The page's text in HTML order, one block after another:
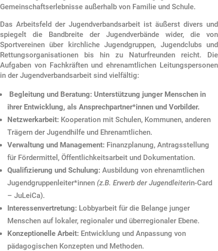
Gemeinschaftserlebnisse außerhalb von Familie und Schule.
Das Arbeitsfeld der Jugendverbandsarbeit ist äußerst divers und
spiegelt die Bandbreite der Jugendverbände wider, die von
Sportvereinen über kirchliche Jugendgruppen, Jugendclubs und
Rettungsorganisationen bis hin zu Naturfreunden reicht. Die
Aufgaben von Fachkräften und ehrenamtlichen Leitungspersonen
in der Jugendverbandsarbeit sind vielfältig:
Begleitung und Beratung: Unterstützung junger Menschen in
ihrer Entwicklung, als Ansprechpartner*innen und Vorbilder.
Netzwerkarbeit: Kooperation mit Schulen, Kommunen, anderen
Trägern der Jugendhilfe und Ehrenamtlichen.
Verwaltung und Management: Finanzplanung, Antragsstellung
für Fördermittel, Öffentlichkeitsarbeit und Dokumentation.
Qualifizierung und Schulung: Ausbildung von ehrenamtlichen
Jugendgruppenleiter*innen (z.B. Erwerb der Jugendleiterin-Card
– JuLeiCa).
Interessenvertretung: Lobbyarbeit für die Belange junger
Menschen auf lokaler, regionaler und überregionaler Ebene.
Konzeptionelle Arbeit: Entwicklung und Anpassung von
pädagogischen Konzepten und Methoden.